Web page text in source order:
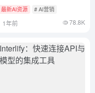
最新AI资源 # AI营销
1年前 78.8K